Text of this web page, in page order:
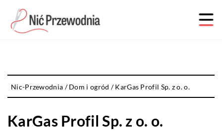
Nic-Przewodnia /Dom i ogród /KarGas Profil Sp. z o. o.
KarGas Profil Sp. z o. o.